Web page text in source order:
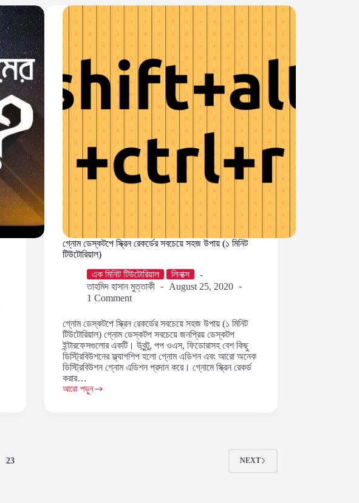
গ্নোম ডেস্কটপে স্ক্রিন রেকর্ডের সবচেয়ে সহজ উপায় (১ মিনিট
টিউটোরিয়াল)
এক মিনিট টিউটোরিয়াল
লিনাক্স
তাহমিদ হাসান মুত্তাকী
August 25, 2020
1 Comment
গ্নোম ডেস্কটপে স্ক্রিন রেকর্ডের সবচেয়ে সহজ উপায় (১ মিনিট
টিউটোরিয়াল) গ্নোম ডেস্কটপ সবচেয়ে জনপ্রিয় ডেস্কটপ
ইন্টারফেসগুলোর একটি। উবুন্টু, পপ ওএস, ফিডোরাসহ বেশ কিছু
ডিস্ট্রিবিউশনের ফ্ল্যাগশিপ হলো গ্নোম এডিশন এবং আরো অনেক
ডিস্ট্রিবিউশন গ্নোম এডিশন প্রদান করে। গ্নোমে স্ক্রিন রেকর্ড
করার…
আরো পড়ুন
গ্নোম
23 NEXT